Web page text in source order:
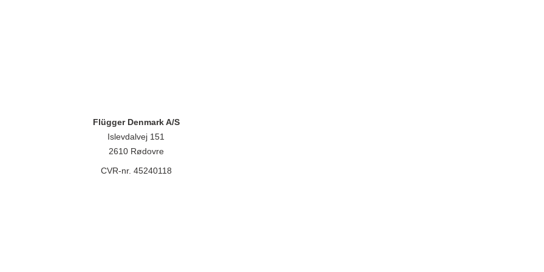
Flügger Denmark A/S
Islevdalvej 151
2610 Rødovre
CVR-nr. 45240118